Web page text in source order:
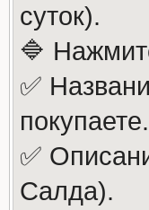
суток).
🔷
✅
покупаете.
✅
Салда).